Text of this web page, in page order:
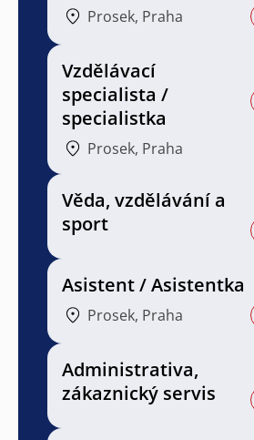
Prosek, Praha
Vzdělávací
specialista /
specialistka
Prosek, Praha
Věda, vzdělávání a
sport
Asistent / Asistentka
Prosek, Praha
Administrativa,
zákaznický servis